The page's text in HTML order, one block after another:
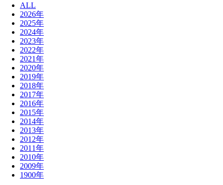
ALL
2026年
2025年
2024年
2023年
2022年
2021年
2020年
2019年
2018年
2017年
2016年
2015年
2014年
2013年
2012年
2011年
2010年
2009年
1900年